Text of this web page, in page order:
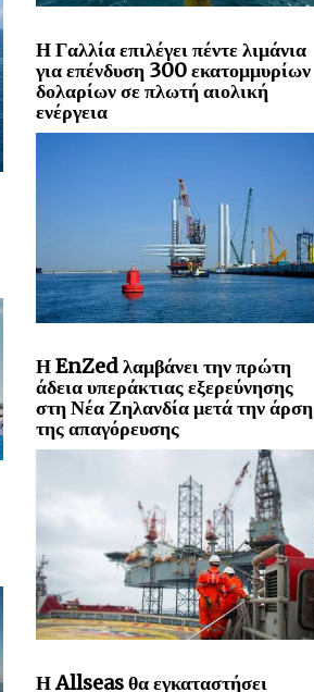
Η Γαλλία επιλέγει πέντε λιμάνια
για επένδυση 300 εκατομμυρίων
δολαρίων σε πλωτή αιολική
ενέργεια
Η EnZed λαμβάνει την πρώτη
άδεια υπεράκτιας εξερεύνησης
στη Νέα Ζηλανδία μετά την άρση
της απαγόρευσης
Η Allseas θα εγκαταστήσει